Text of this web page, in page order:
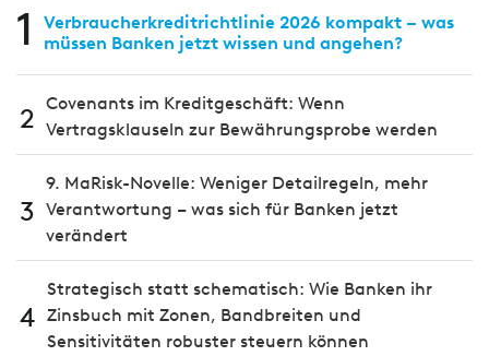
1
Verbraucherkreditrichtlinie 2026 kompakt – was
müssen Banken jetzt wissen und angehen?
2 Covenants im Kreditgeschäft: Wenn
Vertragsklauseln zur Bewährungsprobe werden
3
9. MaRisk-Novelle: Weniger Detailregeln, mehr
Verantwortung – was sich für Banken jetzt
verändert
4
Strategisch statt schematisch: Wie Banken ihr
Zinsbuch mit Zonen, Bandbreiten und
Sensitivitäten robuster steuern können